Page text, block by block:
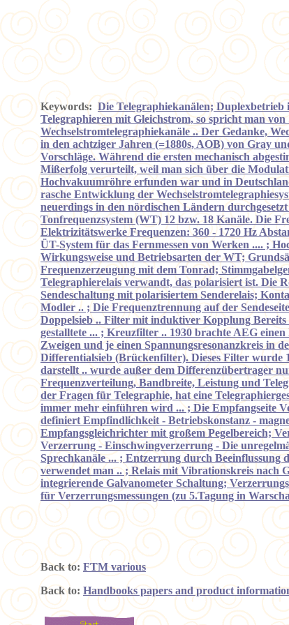
Keywords: Die Telegraphiekanälen;
Telegraphieren mit Gleichstrom, so spricht man
Wechselstromtelegraphiekanäle .. Der Gedanke,
in den achtziger Jahren (=1880s, AOB) von Gray
Vorschläge. Während die ersten mechanisch
Mißerfolg verurteilt, weil man sich über die
Hochvakuumröhre erfunden war und in
rasche Entwicklung der
neuerdings in den nördischen Ländern
Tonfrequenzsystem (WT) 12 bzw. 18 Kanäle. Die
Elektrizitätswerke Frequenzen: 360 - 1720 Hz
ÜT-System für das Fernmessen von Werken .... ;
Wirkungsweise und Betriebsarten der WT;
Frequenzerzeugung mit dem Tonrad;
Telegraphierelais verwandt, das polarisiert ist. Die
Sendeschaltung mit polarisiertem Senderelais;
Modler .. ; Die Frequenztrennung auf der
Doppelsieb .. Filter mit induktiver Kopplung
gestalltete ... ; Kreuzfilter .. 1930 brachte AEG
Zweigen und je einen Spannungsresonanzkreis in
Differentialsieb (Brückenfilter). Dieses Filter wurde
darstellt .. wurde außer dem Differenzübertrager
Frequenzverteilung, Bandbreite, Leistung und
der Fragen für Telegraphie, hat eine
immer mehr einführen wird ... ; Die Empfangseite
definiert Empfindlichkeit - Betriebskonstanz -
Empfangsgleichrichter mit großem Pegelbereich;
Verzerrung - Einschwingverzerrung - Die
Sprechkanäle ... ; Entzerrung durch
verwendet man .. ; Relais mit Vibrationskreis nach
integrierende Galvanometer Schaltung;
für Verzerrungsmessungen (zu 5.Tagung in
Back to: FTM various
Back to: Handbooks papers and product